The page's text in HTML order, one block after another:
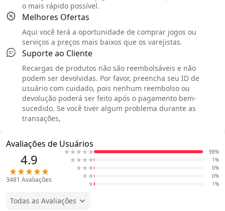
o mais rápido possível.
Melhores Ofertas
Aqui você terá a oportunidade de comprar jogos ou
serviços a preços mais baixos que os varejistas.
Suporte ao Cliente
Recargas de produtos não são reembolsáveis e não
podem ser devolvidas. Por favor, preencha seu ID de
usuário com cuidado, pois nenhum reembolso ou
devolução poderá ser feito após o pagamento bem-
sucedido. Se você tiver algum problema durante as
transações,
Avaliações de Usuários
4.9
3481 Avaliações
98%
1%
0%
0%
1%
Todas as Avaliações